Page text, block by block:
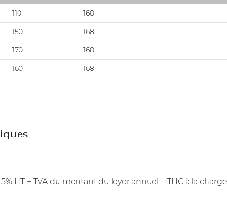
110 168
150 168
170 168
160 168
HT + TVA du montant du loyer annuel HTHC à la charge